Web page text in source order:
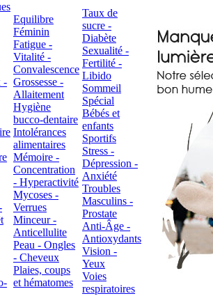
-
Equilibre
Féminin
Fatigue -
Vitalité -
Convalescence
Grossesse -
Allaitement
Hygiène
bucco-dentaire
Intolérances
alimentaires
Mémoire -
Concentration
- Hyperactivité
Mycoses -
Verrues
Minceur -
Anticellulite
Peau - Ongles
- Cheveux
Plaies, coups
et hématomes
Taux de
sucre -
Diabète
Sexualité -
Fertilité -
Libido
Sommeil
Spécial
Bébés et
enfants
Sportifs
Stress -
Dépression -
Anxiété
Troubles
Masculins -
Prostate
Anti-Âge -
Antioxydants
Vision -
Yeux
Voies
respiratoires